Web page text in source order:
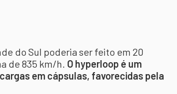
do Sul poderia ser feito em 20
de 835 km/h. O hyperloop é um
em cápsulas, favorecidas pela